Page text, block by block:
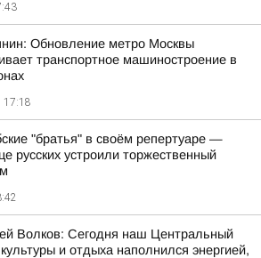
Обновление метро Москвы
транспортное машиностроение в
17:18
"братья" в своём репертуаре —
русских устроили торжественный
Волков: Сегодня наш Центральный
и отдыха наполнился энергией,